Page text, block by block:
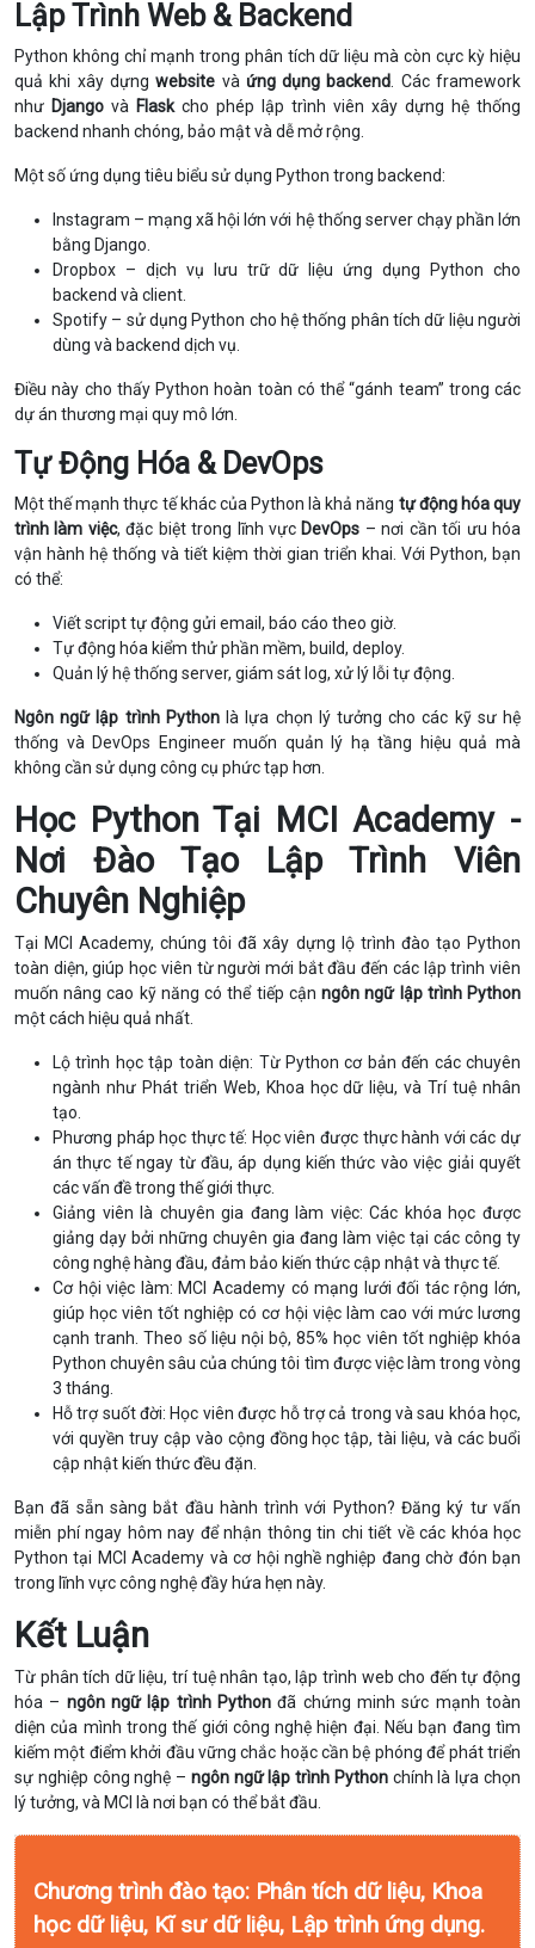
Lập Trình Web & Backend
Python không chỉ mạnh trong phân tích dữ liệu mà còn cực kỳ hiệu
quả khi xây dựngwebsite và ứng dụng backend . Các framework
như Django và Flaskcho phép lập trình viên xây dựng hệ thống
backend nhanh chóng, bảo mật và dễ mở rộng.
Một số ứng dụng tiêu biểu sử dụng Python trong backend:
Instagram – mạng xã hội lớn với hệ thống server chạy phần lớn
bằng Django.
Dropbox – dịch vụ lưu trữ dữ liệu ứng dụng Python cho
backend và client.
Spotify – sử dụng Python cho hệ thống phân tích dữ liệu người
dùng và backend dịch vụ.
Điều này cho thấy Python hoàn toàn có thể “gánh team” trong các
dự án thương mại quy mô lớn.
Tự Động Hóa & DevOps
Một thế mạnh thực tế khác của Python là khả năng tự động hóa quy
trình làm việc, đặc biệt trong lĩnh vực DevOps – nơi cần tối ưu hóa
vận hành hệ thống và tiết kiệm thời gian triển khai. Với Python, bạn
có thể:
Viết script tự động gửi email, báo cáo theo giờ.
Tự động hóa kiểm thử phần mềm, build, deploy.
Quản lý hệ thống server, giám sát log, xử lý lỗi tự động.
Ngôn ngữ lập trình Pythonlà lựa chọn lý tưởng cho các kỹ sư hệ
thống và DevOps Engineer muốn quản lý hạ tầng hiệu quả mà
không cần sử dụng công cụ phức tạp hơn.
Học Python Tại MCI Academy -
Nơi Đào Tạo Lập Trình Viên
Chuyên Nghiệp
Tại MCI Academy, chúng tôi đã xây dựng lộ trình đào tạo Python
toàn diện, giúp học viên từ người mới bắt đầu đến các lập trình viên
muốn nâng cao kỹ năng có thể tiếp cậnngôn ngữ lập trình Python
một cách hiệu quả nhất.
Lộ trình học tập toàn diện: Từ Python cơ bản đến các chuyên
ngành như Phát triển Web, Khoa học dữ liệu, và Trí tuệ nhân
tạo.
Phương pháp học thực tế: Học viên được thực hành với các dự
án thực tế ngay từ đầu, áp dụng kiến thức vào việc giải quyết
các vấn đề trong thế giới thực.
Giảng viên là chuyên gia đang làm việc: Các khóa học được
giảng dạy bởi những chuyên gia đang làm việc tại các công ty
công nghệ hàng đầu, đảm bảo kiến thức cập nhật và thực tế.
Cơ hội việc làm: MCI Academy có mạng lưới đối tác rộng lớn,
giúp học viên tốt nghiệp có cơ hội việc làm cao với mức lương
cạnh tranh. Theo số liệu nội bộ, 85% học viên tốt nghiệp khóa
Python chuyên sâu của chúng tôi tìm được việc làm trong vòng
3 tháng.
Hỗ trợ suốt đời: Học viên được hỗ trợ cả trong và sau khóa học,
với quyền truy cập vào cộng đồng học tập, tài liệu, và các buổi
cập nhật kiến thức đều đặn.
Bạn đã sẵn sàng bắt đầu hành trình với Python? Đăng ký tư vấn
miễn phí ngay hôm nay để nhận thông tin chi tiết về các khóa học
Python tại MCI Academy và cơ hội nghề nghiệp đang chờ đón bạn
trong lĩnh vực công nghệ đầy hứa hẹn này.
Kết Luận
Từ phân tích dữ liệu, trí tuệ nhân tạo, lập trình web cho đến tự động
hóa – ngôn ngữ lập trình Python đã chứng minh sức mạnh toàn
diện của mình trong thế giới công nghệ hiện đại. Nếu bạn đang tìm
kiếm một điểm khởi đầu vững chắc hoặc cần bệ phóng để phát triển
sự nghiệp công nghệ – ngôn ngữ lập trình Pythonchính là lựa chọn
lý tưởng, và MCI là nơi bạn có thể bắt đầu.
Chương trình đào tạo: Phân tích dữ liệu, Khoa
học dữ liệu, Kĩ sư dữ liệu, Lập trình ứng dụng.